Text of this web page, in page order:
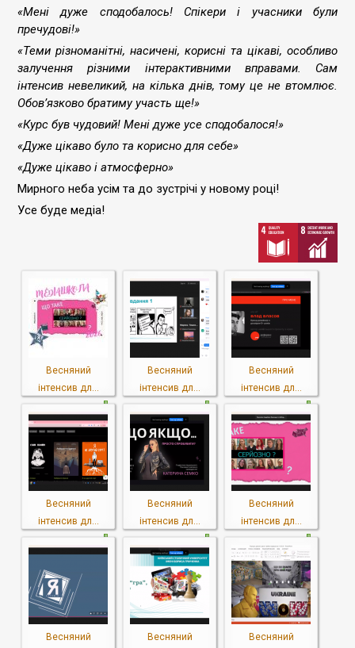
«Мені дуже сподобалось! Спікери і учасники були
пречудові!»
«Теми різноманітні, насичені, корисні та цікаві, особливо
залучення різними інтерактивними вправами. Сам
інтенсив невеликий, на кілька днів, тому це не втомлює.
Обовʼязково братиму участь ще!»
«Курс був чудовий! Мені дуже усе сподобалося!»
«Дуже цікаво було та корисно для себе»
«Дуже цікаво і атмосферно»
Мирного неба усім та до зустрічі у новому році!
Усе буде медіа!
Весняний
інтенсив дл...
Весняний
інтенсив дл...
Весняний
інтенсив дл...
Весняний
інтенсив дл...
Весняний
інтенсив дл...
Весняний
інтенсив дл...
Весняний
Весняний
Весняний